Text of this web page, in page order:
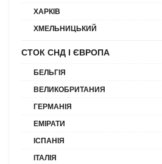
ХАРКІВ
ХМЕЛЬНИЦЬКИЙ
СТОК СНД І ЄВРОПА
БЕЛЬГІЯ
ВЕЛИКОБРИТАНИЯ
ГЕРМАНІЯ
ЕМІРАТИ
ІСПАНІЯ
ІТАЛІЯ